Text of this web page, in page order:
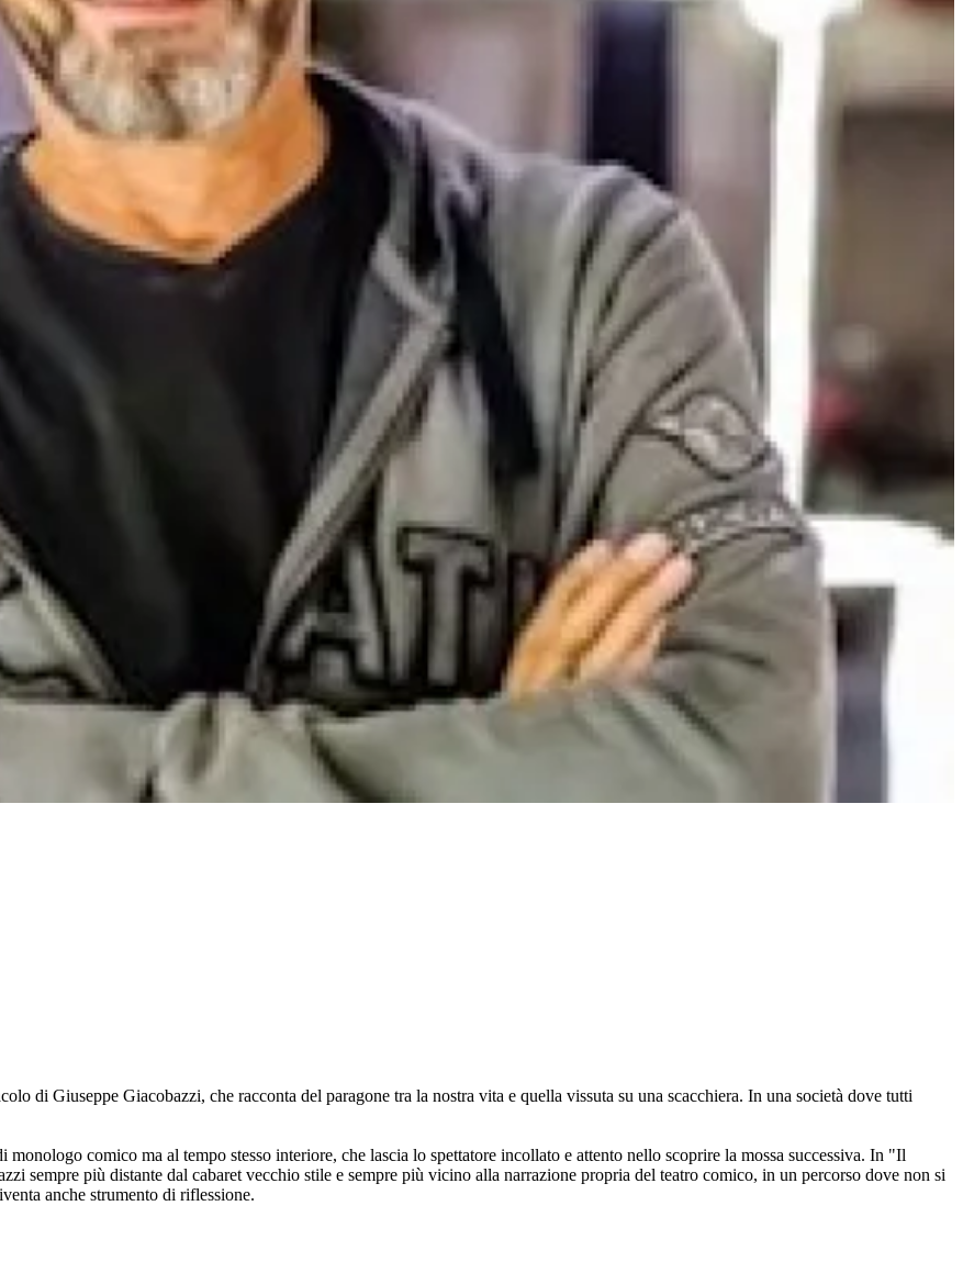
di Giuseppe Giacobazzi, che racconta del paragone tra la nostra vita e quella vissuta su una scacchiera. In una società dove tutti
monologo comico ma al tempo stesso interiore, che lascia lo spettatore incollato e attento nello scoprire la mossa successiva. In "Il
sempre più distante dal cabaret vecchio stile e sempre più vicino alla narrazione propria del teatro comico, in un percorso dove non si
anche strumento di riflessione.